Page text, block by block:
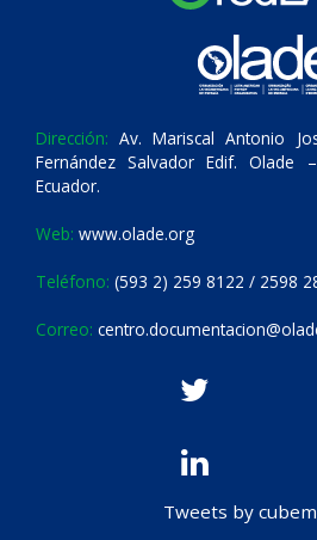
Dirección: Av. Mariscal Antonio
Fernández Salvador Edif. Olade
Ecuador.
Web: www.olade.org
Teléfono: (593 2) 259 8122 / 2598
Correo:
Tweets by